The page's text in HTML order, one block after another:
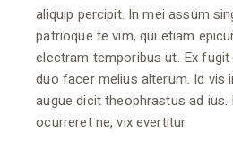
aliquip percipit. In mei assum
patrioque te vim, qui etiam
electram temporibus ut. Ex
duo facer melius alterum. Id vis
augue dicit theophrastus ad
ocurreret ne, vix evertitur.